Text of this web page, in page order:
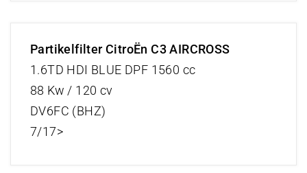
Partikelfilter CitroËn C3 AIRCROSS
1.6TD HDI BLUE DPF 1560 cc
88 Kw / 120 cv
DV6FC (BHZ)
7/17>